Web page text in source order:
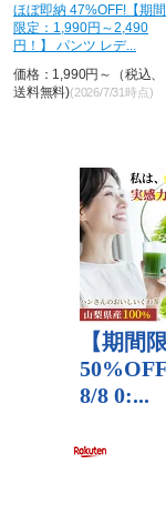
ほぼ即納 47%OFF!【期間
限定：1,990円～2,490
円！】 パンツ レデ...
価格：1,990円～（税込、
送料無料)(2026/7/31時点)